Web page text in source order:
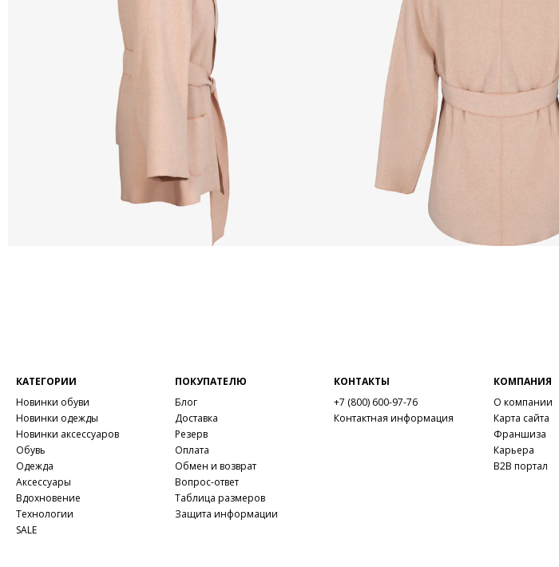
КАТЕГОРИИ
Новинки обуви
Новинки одежды
Новинки аксессуаров
Обувь
Одежда
Аксессуары
Вдохновение
Технологии
SALE
ПОКУПАТЕЛЮ
Блог
Доставка
Резерв
Оплата
Обмен и возврат
Вопрос-ответ
Таблица размеров
Защита информации
КОНТАКТЫ
+7 (800) 600-97-76
Контактная информация
КОМПАНИЯ
О компании
Карта сайта
Франшиза
Карьера
B2B портал